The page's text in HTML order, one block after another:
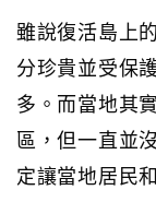
雖說復活島上
分珍貴並受保
多。而當地其
區，但一直並
定讓當地居民